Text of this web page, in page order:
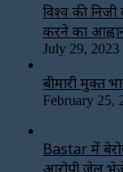
विश्‍व की
करने का
July 29, 2023
बीमारी मुक्त
February 25,
Bastar में